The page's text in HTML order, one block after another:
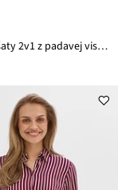
Materské šaty 2v1 z padavej viskózy